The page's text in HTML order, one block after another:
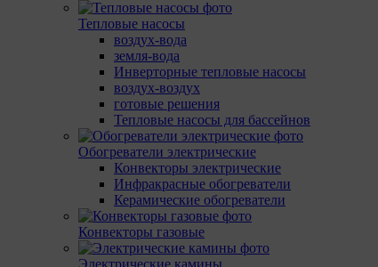
Тепловые насосы
воздух-вода
земля-вода
Инверторные тепловые насосы
воздух-воздух
готовые решения
Тепловые насосы для бассейнов
Обогреватели электрические
Конвекторы электрические
Инфракрасные обогреватели
Керамические обогреватели
Конвекторы газовые
Электрические камины